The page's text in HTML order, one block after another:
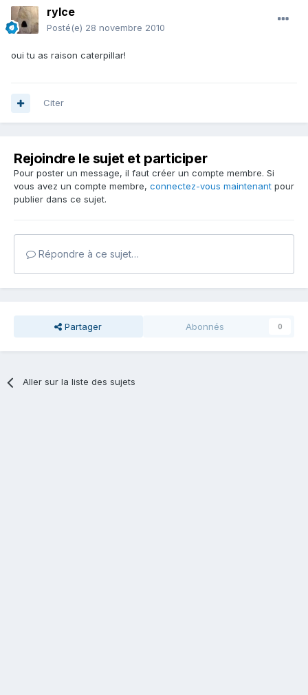
rylce
Posté(e) 28 novembre 2010
oui tu as raison caterpillar!
Citer
Rejoindre le sujet et participer
Pour poster un message, il faut créer un compte membre. Si
vous avez un compte membre, connectez-vous maintenant pour
publier dans ce sujet.
Répondre à ce sujet…
Partager Abonnés 0
Aller sur la liste des sujets